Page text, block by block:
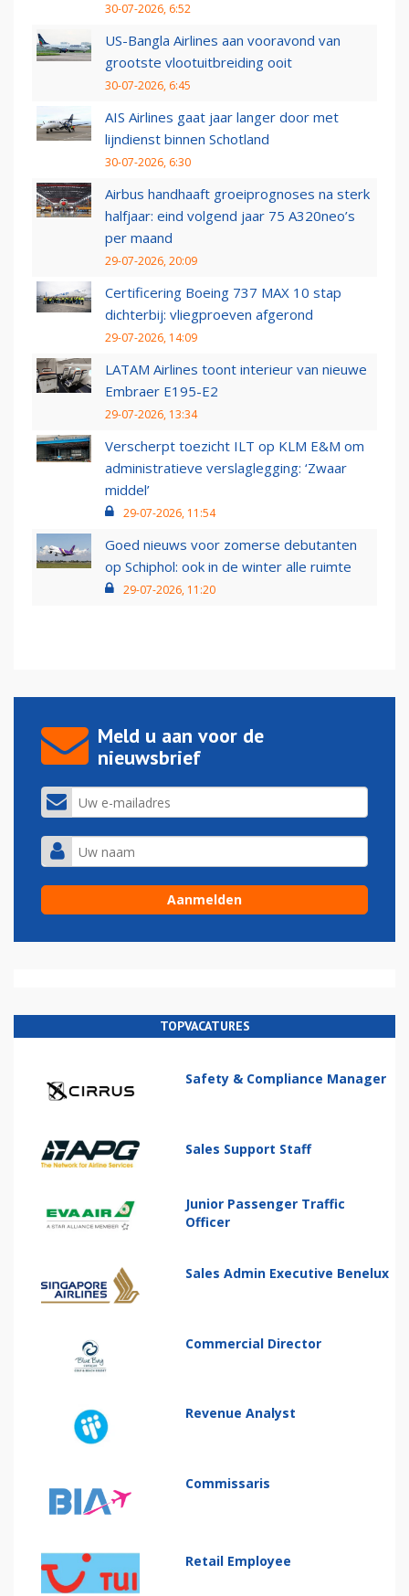
30-07-2026, 6:52
US-Bangla Airlines aan vooravond van
grootste vlootuitbreiding ooit
30-07-2026, 6:45
AIS Airlines gaat jaar langer door met
lijndienst binnen Schotland
30-07-2026, 6:30
Airbus handhaaft groeiprognoses na sterk
halfjaar: eind volgend jaar 75 A320neo’s
per maand
29-07-2026, 20:09
Certificering Boeing 737 MAX 10 stap
dichterbij: vliegproeven afgerond
29-07-2026, 14:09
LATAM Airlines toont interieur van nieuwe
Embraer E195-E2
29-07-2026, 13:34
Verscherpt toezicht ILT op KLM E&M om
administratieve verslaglegging: ‘Zwaar
middel’
29-07-2026, 11:54
Goed nieuws voor zomerse debutanten
op Schiphol: ook in de winter alle ruimte
29-07-2026, 11:20
Meld u aan voor de
nieuwsbrief
TOPVACATURES
Safety & Compliance Manager
Sales Support Staff
Junior Passenger Traffic
Officer
Sales Admin Executive Benelux
Commercial Director
Revenue Analyst
Commissaris
Retail Employee